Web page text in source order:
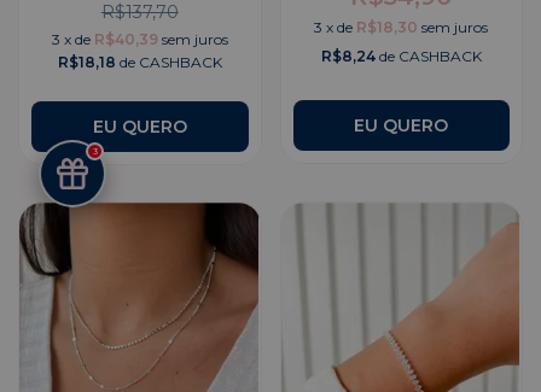
R$137,70
3 x de R$40,39 sem juros
R$18,18 de CASHBACK
EU QUERO
3 xde R$18,30 sem juros
R$8,24de CASHBACK
EU QUERO
3